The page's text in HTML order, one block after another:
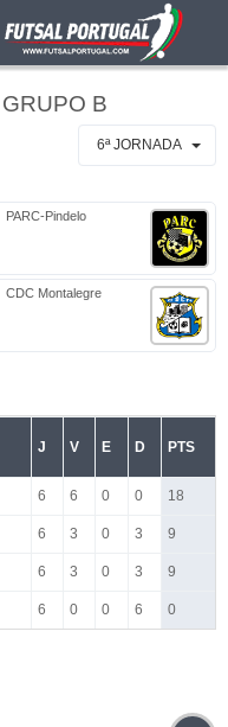
B
6ª JORNADA
PARC-Pindelo
CDC Montalegre
J V E D PTS
6 6 0 0 18
6 3 0 3 9
6 3 0 3 9
6 0 0 6 0